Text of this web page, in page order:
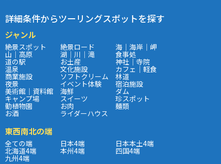
詳細条件からツーリングスポットを探す
ジャンル
絶景スポット 絶景ロード 海｜海岸｜岬
山｜高原 湖｜川｜滝 食事処
道の駅 お土産 神社｜寺院
温泉 文化施設 カフェ｜軽食
商業施設 ソフトクリーム 林道
夜景 イベント体験 宿泊施設
美術館｜資料館 海鮮 ダム
キャンプ場 スイーツ 珍スポット
動植物園 お肉 麺類
お酒 ライダーハウス
東西南北の端
全ての端 日本4端 日本本土4端
北海道4端 本州4端 四国4端
九州4端